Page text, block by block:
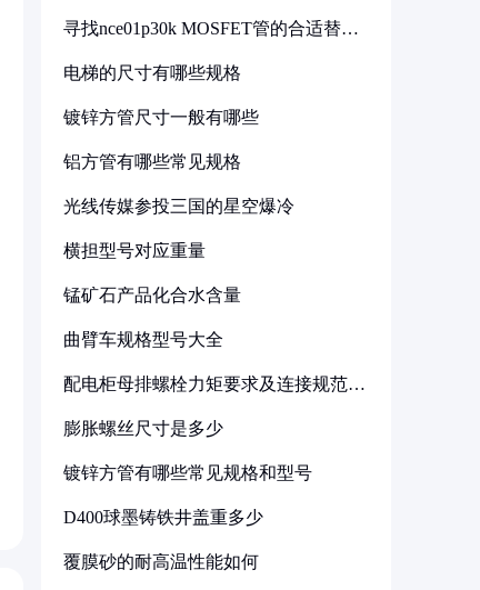
寻找nce01p30k MOSFET管的合适替代
电梯的尺寸有哪些规格
镀锌方管尺寸一般有哪些
铝方管有哪些常见规格
光线传媒参投三国的星空爆冷
横担型号对应重量
锰矿石产品化合水含量
曲臂车规格型号大全
配电柜母排螺栓力矩要求及连接规范详
膨胀螺丝尺寸是多少
镀锌方管有哪些常见规格和型号
D400球墨铸铁井盖重多少
覆膜砂的耐高温性能如何